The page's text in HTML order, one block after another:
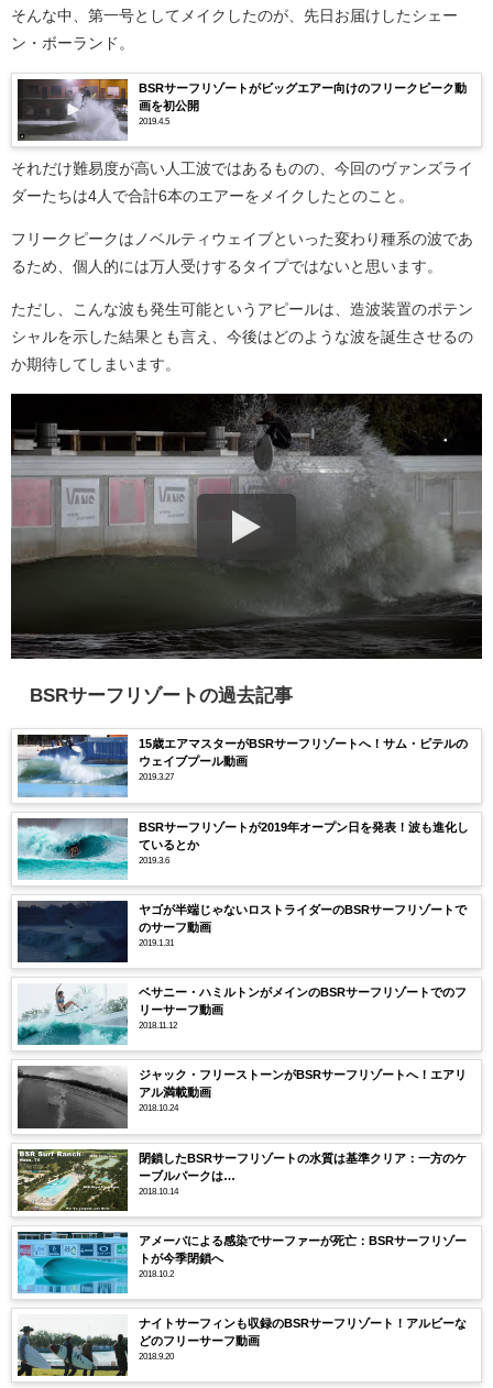
そんな中、第一号としてメイクしたのが、先日お届けしたシェー
ン・ボーランド。
BSRサーフリゾートがビッグエアー向けのフリークピーク動
画を初公開
2019.4.5
それだけ難易度が高い人工波ではあるものの、今回のヴァンズライ
ダーたちは4人で合計6本のエアーをメイクしたとのこと。
フリークピークはノベルティウェイブといった変わり種系の波であ
るため、個人的には万人受けするタイプではないと思います。
ただし、こんな波も発生可能というアピールは、造波装置のポテン
シャルを示した結果とも言え、今後はどのような波を誕生させるの
か期待してしまいます。
BSRサーフリゾートの過去記事
15歳エアマスターがBSRサーフリゾートへ！サム・ピテルの
ウェイブプール動画
2019.3.27
BSRサーフリゾートが2019年オープン日を発表！波も進化し
ているとか
2019.3.6
ヤゴが半端じゃないロストライダーのBSRサーフリゾートで
のサーフ動画
2019.1.31
ベサニー・ハミルトンがメインのBSRサーフリゾートでのフ
リーサーフ動画
2018.11.12
ジャック・フリーストーンがBSRサーフリゾートへ！エアリ
アル満載動画
2018.10.24
閉鎖したBSRサーフリゾートの水質は基準クリア：一方のケ
ーブルパークは…
2018.10.14
アメーバによる感染でサーファーが死亡：BSRサーフリゾー
トが今季閉鎖へ
2018.10.2
ナイトサーフィンも収録のBSRサーフリゾート！アルビーな
どのフリーサーフ動画
2018.9.20